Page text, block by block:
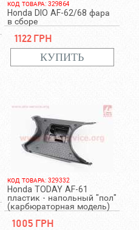
КОД ТОВАРА: 329864
Honda DIO AF-62/68 фара
в сборе
1122 грн
КОД ТОВАРА: 329332
Honda TODAY AF-61
пластик - напольный "пол"
(карбюраторная модель)
1005 грн